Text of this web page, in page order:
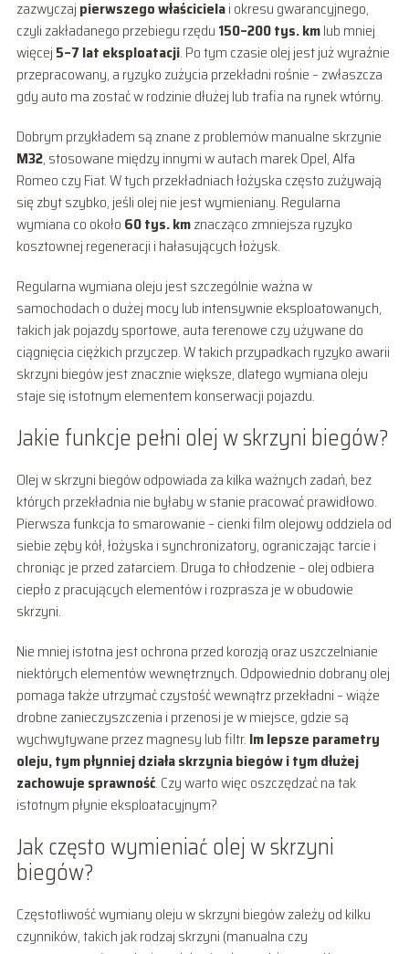
zazwyczaj pierwszego właścicielai okresu gwarancyjnego,
czyli zakładanego przebiegu rzędu 150–200 tys. kmlub mniej
więcej 5–7 lat eksploatacji. Po tym czasie olej jest już wyraźnie
przepracowany, a ryzyko zużycia przekładni rośnie – zwłaszcza
gdy auto ma zostać w rodzinie dłużej lub trafia na rynek wtórny.
Dobrym przykładem są znane z problemów manualne skrzynie
M32, stosowane między innymi w autach marek Opel, Alfa
Romeo czy Fiat. W tych przekładniach łożyska często zużywają
się zbyt szybko, jeśli olej nie jest wymieniany. Regularna
wymiana co około 60 tys. kmznacząco zmniejsza ryzyko
kosztownej regeneracji i hałasujących łożysk.
Regularna wymiana oleju jest szczególnie ważna w
samochodach o dużej mocy lub intensywnie eksploatowanych,
takich jak pojazdy sportowe, auta terenowe czy używane do
ciągnięcia ciężkich przyczep. W takich przypadkach ryzyko awarii
skrzyni biegów jest znacznie większe, dlatego wymiana oleju
staje się istotnym elementem konserwacji pojazdu.
Jakie funkcje pełni olej w skrzyni biegów?
Olej w skrzyni biegów odpowiada za kilka ważnych zadań, bez
których przekładnia nie byłaby w stanie pracować prawidłowo.
Pierwsza funkcja to smarowanie – cienki film olejowy oddziela od
siebie zęby kół, łożyska i synchronizatory, ograniczając tarcie i
chroniąc je przed zatarciem. Druga to chłodzenie – olej odbiera
ciepło z pracujących elementów i rozprasza je w obudowie
skrzyni.
Nie mniej istotna jest ochrona przed korozją oraz uszczelnianie
niektórych elementów wewnętrznych. Odpowiednio dobrany olej
pomaga także utrzymać czystość wewnątrz przekładni – wiąże
drobne zanieczyszczenia i przenosi je w miejsce, gdzie są
wychwytywane przez magnesy lub filtr. Im lepsze parametry
oleju, tym płynniej działa skrzynia biegów i tym dłużej
zachowuje sprawność. Czy warto więc oszczędzać na tak
istotnym płynie eksploatacyjnym?
Jak często wymieniać olej w skrzyni
biegów?
Częstotliwość wymiany oleju w skrzyni biegów zależy od kilku
czynników, takich jak rodzaj skrzyni (manualna czy